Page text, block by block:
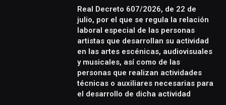
Real Decreto 607/2026, de 22 de
julio, por el que se regula la relación
laboral especial de las personas
artistas que desarrollan su actividad
en las artes escénicas, audiovisuales
y musicales, así como de las
personas que realizan actividades
técnicas o auxiliares necesarias para
el desarrollo de dicha actividad